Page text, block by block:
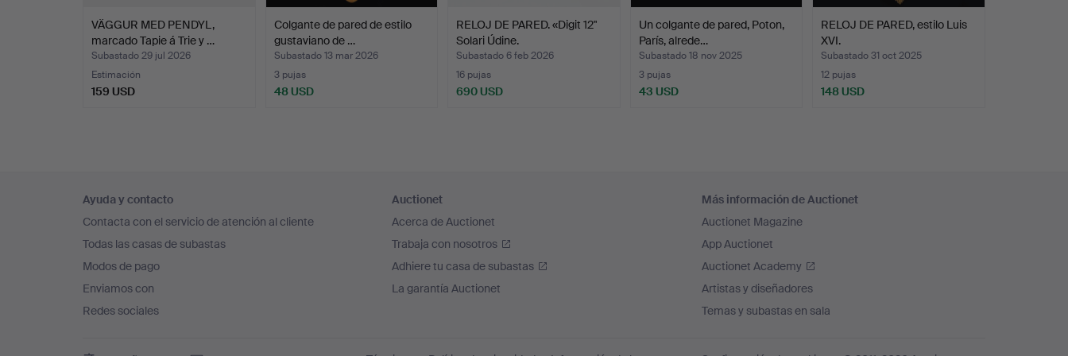
VÄGGUR MED PENDYL,
marcado Tapie á Trie y …
Subastado 29 jul 2026
Estimación
159 USD
Colgante de pared de estilo
gustaviano de …
Subastado 13 mar 2026
3 pujas
48 USD
RELOJ DE PARED. «Digit 12"
Solari Údine.
Subastado 6 feb 2026
16 pujas
690 USD
Un colgante de pared, Poton,
París, alrede…
Subastado 18 nov 2025
3 pujas
43 USD
RELOJ DE PARED, estilo Luis
XVI.
Subastado 31 oct 2025
12 pujas
148 USD
en
el
pie
de
página
Ayuda y contacto
Contacta con el servicio de atención al cliente
Todas las casas de subastas
Modos de pago
Enviamos con
Redes sociales
Auctionet
Acerca de Auctionet
Trabaja con nosotros
Adhiere tu casa de subastas
La garantía Auctionet
Más información de Auctionet
Auctionet Magazine
App Auctionet
Auctionet Academy
Artistas y diseñadores
Temas y subastas en sala